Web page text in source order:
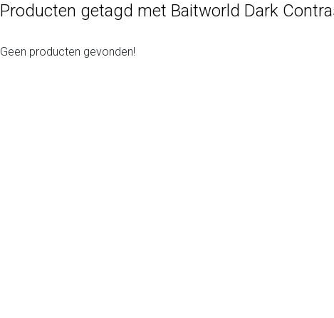
Producten getagd met Baitworld Dark
Geen producten gevonden!